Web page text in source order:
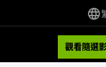
觀看隨選